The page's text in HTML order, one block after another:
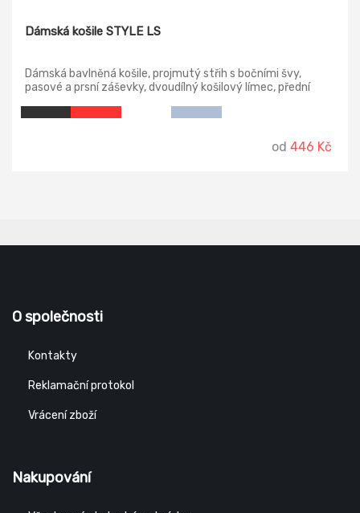
Dámská košile STYLE LS
Dámská bavlněná košile, projmutý střih s bočními švy,
pasové a prsní záševky, dvoudílný košilový límec, přední
od 446 Kč
O společnosti
Kontakty
Reklamační protokol
Vrácení zboží
Nakupování